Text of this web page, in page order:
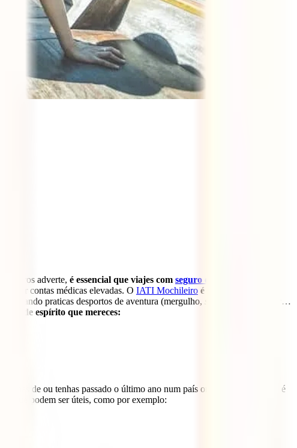
adverte, é essencial que viajes com seguro de viagem para a
contas médicas elevadas. O IATI Mochileiro é o melhor seguro
quando praticas desportos de aventura (mergulho,
…
de espírito que mereces:
de ou tenhas passado o último ano num país onde a febre amarela é
que podem ser úteis, como por exemplo: